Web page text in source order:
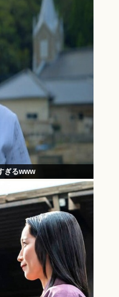
ぎるwww